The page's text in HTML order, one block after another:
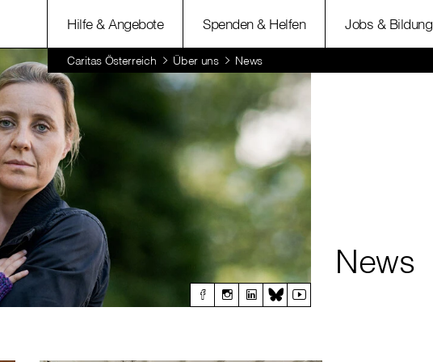
Hilfe & Angebote Spenden & Helfen Jobs & Bildung
Caritas Österreich Über uns News
News